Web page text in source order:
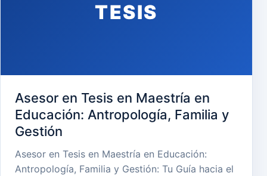
TESIS
Asesor en Tesis en Maestría en
Educación: Antropología, Familia y
Gestión
Asesor en Tesis en Maestría en Educación:
Antropología, Familia y Gestión: Tu Guía hacia el